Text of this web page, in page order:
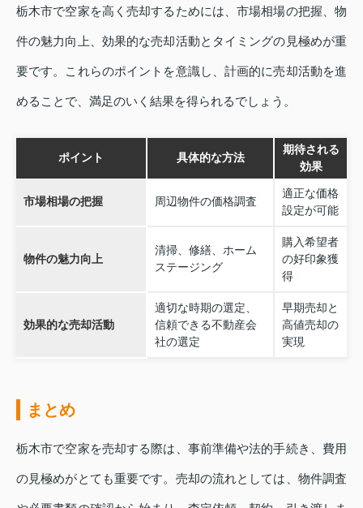
栃木市で空家を高く売却するためには、市場相場の把握、物
件の魅力向上、効果的な売却活動とタイミングの見極めが重
要です。これらのポイントを意識し、計画的に売却活動を進
めることで、満足のいく結果を得られるでしょう。
ポイント 具体的な方法
期待される
効果
市場相場の把握 周辺物件の価格調査
適正な価格
設定が可能
物件の魅力向上
清掃、修繕、ホーム
ステージング
購入希望者
の好印象獲
得
効果的な売却活動
適切な時期の選定、
信頼できる不動産会
社の選定
早期売却と
高値売却の
実現
まとめ
栃木市で空家を売却する際は、事前準備や法的手続き、費用
の見極めがとても重要です。売却の流れとしては、物件調査